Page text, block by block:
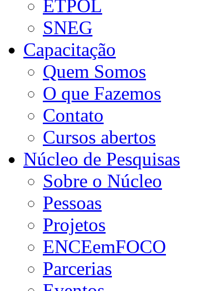
ETPOL
SNEG
Capacitação
Quem Somos
O que Fazemos
Contato
Cursos abertos
Núcleo de Pesquisas
Sobre o Núcleo
Pessoas
Projetos
ENCEemFOCO
Parcerias